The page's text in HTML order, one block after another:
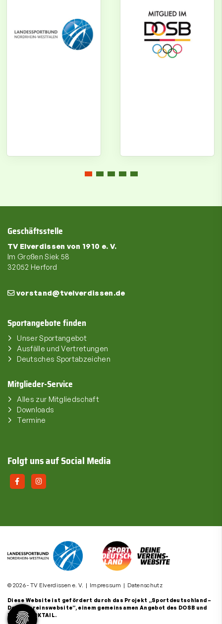
Geschäftsstelle
TV Elverdissen von 1910 e. V.
Im Großen Siek 58
32052 Herford
vorstand@tvelverdissen.de
Sportangebote finden
Unser Sportangebot
Ausfälle und Vertretungen
Deutsches Sportabzeichen
Mitglieder-Service
Alles zur Mitgliedschaft
Downloads
Termine
Folgt uns auf Social Media
© 2026 - TV Elverdissen e. V. | Impressum | Datenschutz
Diese Website ist gefördert durch das Projekt „Sportdeutschland –
Deine Vereinswebsite”, einem gemeinsamen Angebot des DOSB und
NETZCOCKTAIL.